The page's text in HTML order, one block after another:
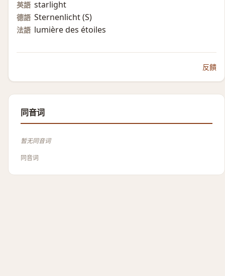
英語 starlight
德語 Sternenlicht (S)​
法語 lumière des étoiles
反饋
同音词
暂无同音词
同音词